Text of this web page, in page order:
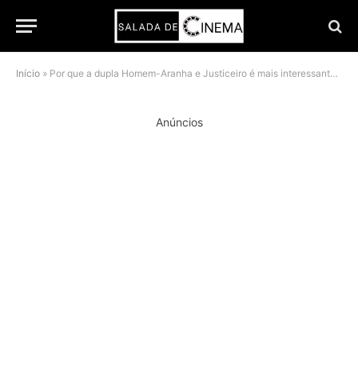
Início » Por que a dupla Homem-Aranha e Justiceiro é mais interessante do que parece em um Novo Dia
Anúncios